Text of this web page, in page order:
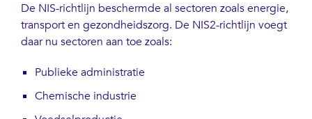
De NIS-richtlijn beschermde al sectoren zoals energie,
transport en gezondheidszorg. De NIS2-richtlijn voegt
daar nu sectoren aan toe zoals:
Publieke administratie
Chemische industrie